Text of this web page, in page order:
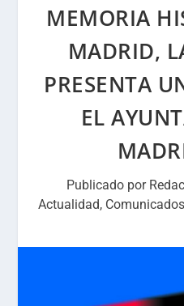
MEMORIA
MADRID,
PRESENTA
EL
Publicado por
Actualidad,